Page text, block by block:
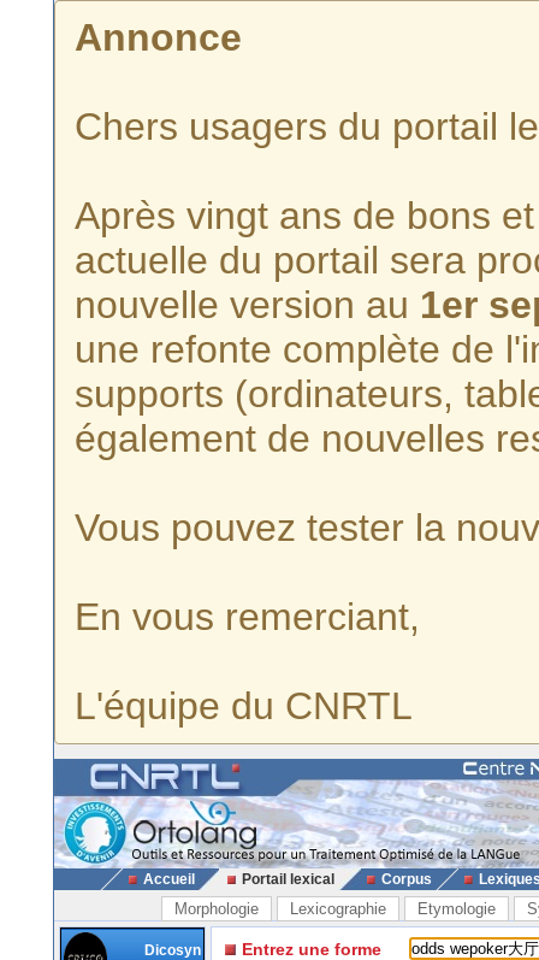
Annonce
Chers usagers du portail
Après vingt ans de bons
actuelle du portail sera
nouvelle version au 1er
une refonte complète de
supports (ordinateurs,
également de nouvelles
Vous pouvez tester la
En vous remerciant,
L'équipe du CNRTL
Accueil Portail lexical Corpus
Morphologie Lexicographie Etymologie
Dicosyn
Entrez une forme